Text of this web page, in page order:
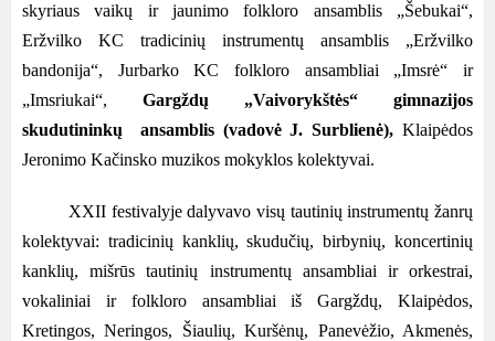
skyriaus vaikų ir jaunimo folkloro ansamblis „Šebukai“,
Eržvilko KC tradicinių instrumentų ansamblis „Eržvilko
bandonija“, Jurbarko KC folkloro ansambliai „Imsrė“ ir
„Imsriukai“, Gargždų „Vaivorykštės“ gimnazijos
skudutininkų ansamblis (vadovė J. Surblienė), Klaipėdos
Jeronimo Kačinsko muzikos mokyklos kolektyvai.
XXII festivalyje dalyvavo visų tautinių instrumentų žanrų
kolektyvai: tradicinių kanklių, skudučių, birbynių, koncertinių
kanklių, mišrūs tautinių instrumentų ansambliai ir orkestrai,
vokaliniai ir folkloro ansambliai iš Gargždų, Klaipėdos,
Kretingos, Neringos, Šiaulių, Kuršėnų, Panevėžio, Akmenės,